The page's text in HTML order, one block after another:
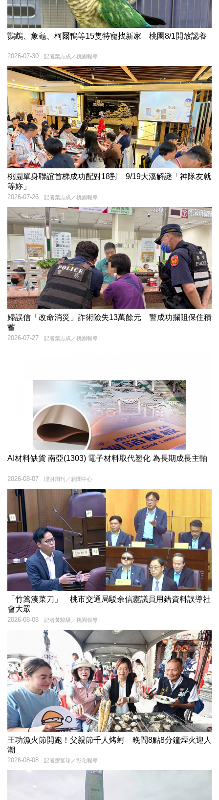
鸚鵡、象龜、柯爾鴨等15隻特寵找新家 桃園8/1開放認養
記者葉志成／桃園報導
2026-07-30
桃園單身聯誼首梯成功配對18對 9/19大溪解謎「神隊友就
等妳」
記者葉志成／桃園報導
2026-07-26
婦誤信「改命消災」詐術險失13萬餘元 警成功攔阻保住積
蓄
記者葉志成／桃園報導
2026-07-27
AI材料缺貨 南亞(1303) 電子材料取代塑化 為長期成長主軸
理財周刊／新聞中心
2026-08-07
「竹篙湊菜刀」 桃市交通局駁余信憲議員用錯資料誤導社
會大眾
記者黃駿騏／桃園報導
2026-08-08
王功漁火節開跑！父親節千人烤蚵 晚間8點8分鐘煙火迎人
潮
記者鄧富珍／彰化報導
2026-08-08